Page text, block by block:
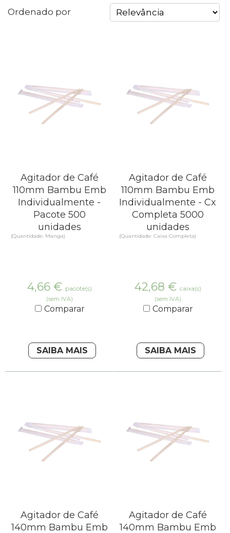
Ordenado por
Agitador de Café
110mm Bambu Emb
Individualmente -
Pacote 500
unidades
(Quantidade: Manga)
4,66 € pacote(s)
(sem IVA)
Comparar
SAIBA MAIS
Agitador de Café
110mm Bambu Emb
Individualmente - Cx
Completa 5000
unidades
(Quantidade: Caixa Completa)
42,68 € caixa(s)
(sem IVA)
Comparar
SAIBA MAIS
Agitador de Café
140mm Bambu Emb
Agitador de Café
140mm Bambu Emb